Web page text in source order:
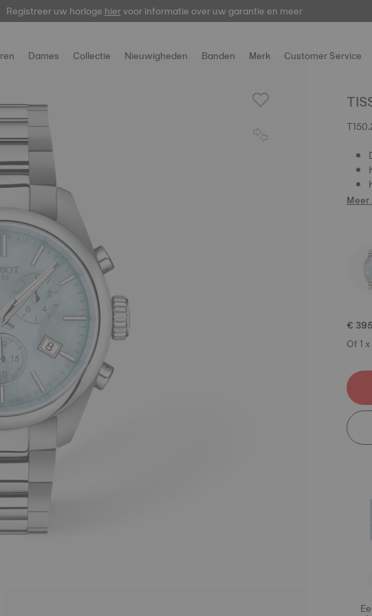
Registreer uw horlogehiervoor informatie over uw garantie en meer
Dames Collectie Nieuwigheden Banden Merk Customer Service
Meer
€
Of 1